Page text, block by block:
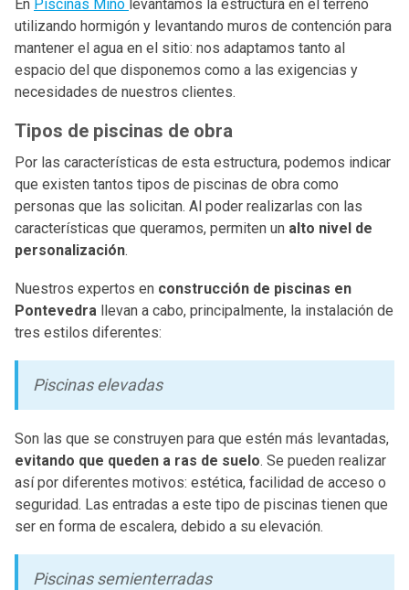
En Piscinas Miño levantamos la estructura en el terreno
utilizando hormigón y levantando muros de contención para
mantener el agua en el sitio: nos adaptamos tanto al
espacio del que disponemos como a las exigencias y
necesidades de nuestros clientes.
Tipos de piscinas de obra
Por las características de esta estructura, podemos indicar
que existen tantos tipos de piscinas de obra como
personas que las solicitan. Al poder realizarlas con las
características que queramos, permiten un alto nivel de
personalización.
Nuestros expertos en construcción de piscinas en
Pontevedra
llevan a cabo, principalmente, la instalación de
tres estilos diferentes:
Piscinas elevadas
Son las que se construyen para que estén más levantadas,
evitando que queden a ras de suelo. Se pueden realizar
así por diferentes motivos: estética, facilidad de acceso o
seguridad. Las entradas a este tipo de piscinas tienen que
ser en forma de escalera, debido a su elevación.
Piscinas semienterradas